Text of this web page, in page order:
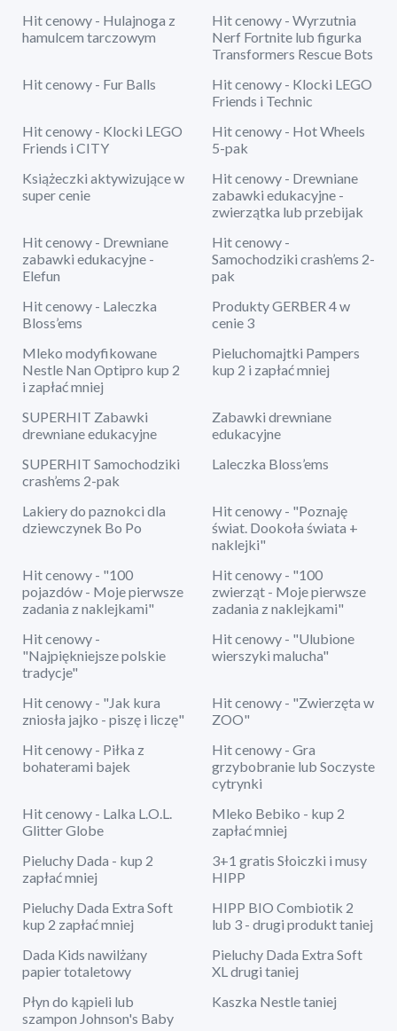
Hit cenowy - Hulajnoga z
hamulcem tarczowym
Hit cenowy - Wyrzutnia
Nerf Fortnite lub figurka
Transformers Rescue Bots
Hit cenowy - Fur Balls
Hit cenowy - Klocki LEGO
Friends i Technic
Hit cenowy - Klocki LEGO
Friends i CITY
Hit cenowy - Hot Wheels
5-pak
Książeczki aktywizujące w
super cenie
Hit cenowy - Drewniane
zabawki edukacyjne -
zwierzątka lub przebijak
Hit cenowy - Drewniane
zabawki edukacyjne -
Elefun
Hit cenowy -
Samochodziki crash’ems 2-
pak
Hit cenowy - Laleczka
Bloss’ems
Produkty GERBER 4 w
cenie 3
Mleko modyfikowane
Nestle Nan Optipro kup 2
i zapłać mniej
Pieluchomajtki Pampers
kup 2 i zapłać mniej
SUPERHIT Zabawki
drewniane edukacyjne
Zabawki drewniane
edukacyjne
SUPERHIT Samochodziki
crash’ems 2-pak
Laleczka Bloss’ems
Lakiery do paznokci dla
dziewczynek Bo Po
Hit cenowy - "Poznaję
świat. Dookoła świata +
naklejki"
Hit cenowy - "100
pojazdów - Moje pierwsze
zadania z naklejkami"
Hit cenowy - "100
zwierząt - Moje pierwsze
zadania z naklejkami"
Hit cenowy -
"Najpiękniejsze polskie
tradycje"
Hit cenowy - "Ulubione
wierszyki malucha"
Hit cenowy - "Jak kura
zniosła jajko - piszę i liczę"
Hit cenowy - "Zwierzęta w
ZOO"
Hit cenowy - Piłka z
bohaterami bajek
Hit cenowy - Gra
grzybobranie lub Soczyste
cytrynki
Hit cenowy - Lalka L.O.L.
Glitter Globe
Mleko Bebiko - kup 2
zapłać mniej
Pieluchy Dada - kup 2
zapłać mniej
3+1 gratis Słoiczki i musy
HIPP
Pieluchy Dada Extra Soft
kup 2 zapłać mniej
HIPP BIO Combiotik 2
lub 3 - drugi produkt taniej
Dada Kids nawilżany
papier totaletowy
Pieluchy Dada Extra Soft
XL drugi taniej
Płyn do kąpieli lub
szampon Johnson's Baby
Kaszka Nestle taniej